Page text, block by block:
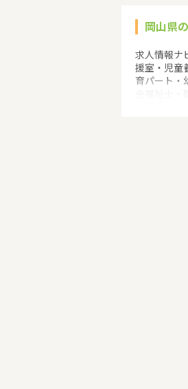
岡山県
求人情報ナ
援室・児童
育パート・